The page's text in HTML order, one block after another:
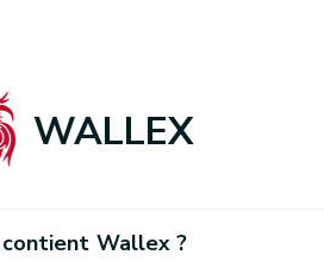
WALLEX
contient Wallex ?